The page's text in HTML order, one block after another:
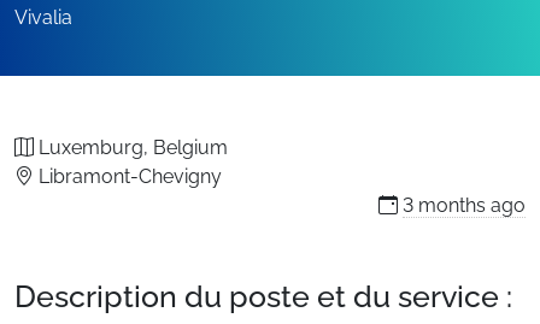
Vivalia
Luxemburg, Belgium
Libramont-Chevigny
3 months ago
Description du poste et du service :